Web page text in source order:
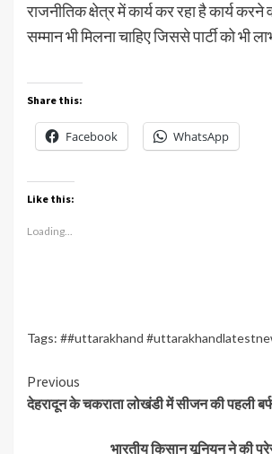
राजनीतिक क्षेत्र में कार्य कर रहा है कार्य
सम्मान भी मिलना चाहिए जिससे पार्टी को भी
Share this:
Facebook WhatsApp
Like this:
Loading...
Tags: ##uttarakhand
Continue
Reading
Previous
देहरादून के चकराता लोखंडी में सीजन की पहली
भारतीय किसान यूनियन ने की